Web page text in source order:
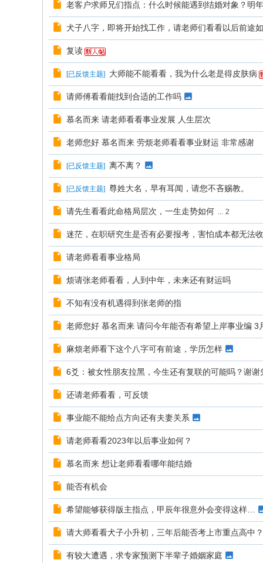
老客户求师兄们指点：什么时候能遇到结婚对象？明
犬子八字，即将开始找工作，请老师们看看以后前途
复读
[已反馈主题] 大师能不能看看，我为什么老是得皮肤病
请师傅看看能找到合适的工作吗
慕名而来 请老师看看事业发展 人生层次
老师您好 慕名而来 劳烦老师看看事业财运 非常感谢
[已反馈主题] 离不离？
[已反馈主题] 尊姓大名，早有耳闻，请您不吝赐教。
请先生看看此命格局层次，一生走势如何 ... 2
迷茫，在职研究生是否有必要报考，害怕成本都无法
请老师看看事业格局
烦请张老师看看，人到中年，未来还有财运吗
不知有没有机遇得到张老师的指
老师您好 慕名而来 请问今年能否有希望上岸事业编 3
麻烦老师看下这个八字可有前途，学历怎样
6爻：被女性朋友拉黑，今生还有复联的可能吗？谢谢
还请老师看看，可反馈
事业能不能给点方向还有夫妻关系
请老师看看2023年以后事业如何？
慕名而来 想让老师看看哪年能结婚
能否有机会
希望能够获得版主指点，甲辰年很意外会变得这样…
请大师看看犬子小升初，三年后能否考上市重点高中？
有较大遭遇，求专家预测下半辈子婚姻家庭